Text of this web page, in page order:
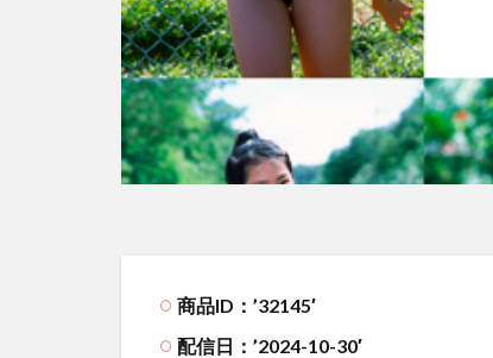
商品ID：’32145′
配信日：’2024-10-30′